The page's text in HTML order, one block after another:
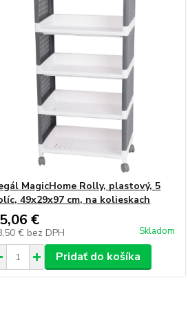
MagicHome Rolly, plastový, 5
49x29x97 cm, na kolieskach
€
€ bez DPH Skladom
Pridať do košíka